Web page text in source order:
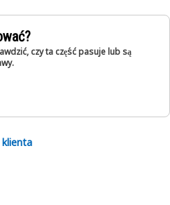
czy ta część pasuje lub są
klienta